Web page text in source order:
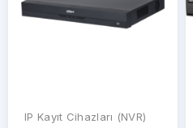
EZCOOL
IP Kayıt Cihazları (NVR)